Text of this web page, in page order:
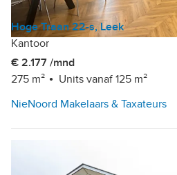
Hoge Traan 22-s, Leek
Kantoor
€ 2.177 /mnd
275 m²
Units vanaf 125 m²
NieNoord Makelaars & Taxateurs